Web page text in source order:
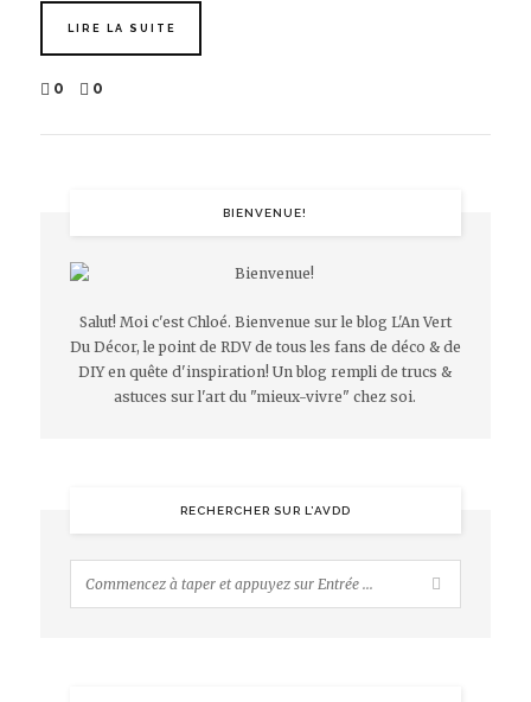
LIRE LA SUITE
0 0
BIENVENUE!
Salut! Moi c'est Chloé. Bienvenue sur le blog L'An Vert
Du Décor, le point de RDV de tous les fans de déco & de
DIY en quête d'inspiration! Un blog rempli de trucs &
astuces sur l'art du "mieux-vivre" chez soi.
RECHERCHER SUR L’AVDD